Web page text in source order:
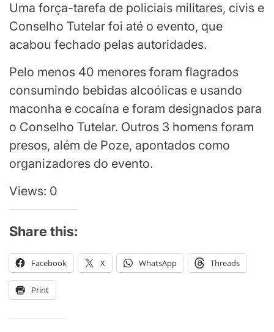
Uma força-tarefa de policiais militares, civis e
Conselho Tutelar foi até o evento, que
acabou fechado pelas autoridades.
Pelo menos 40 menores foram flagrados
consumindo bebidas alcoólicas e usando
maconha e cocaína e foram designados para
o Conselho Tutelar. Outros 3 homens foram
presos, além de Poze, apontados como
organizadores do evento.
Views: 0
Share this:
Facebook X WhatsApp Threads
Print